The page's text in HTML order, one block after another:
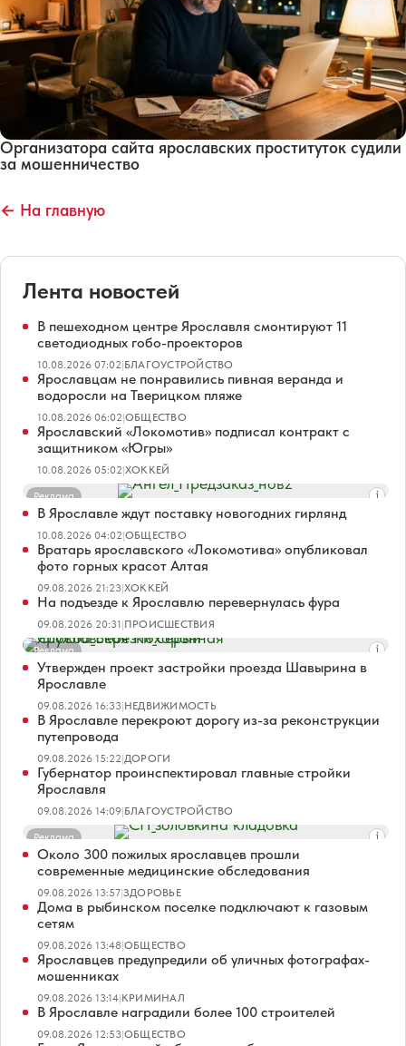
Организатора сайта ярославских проституток судили
за мошенничество
← На главную
Лента новостей
В пешеходном центре Ярославля смонтируют 11
светодиодных гобо-проекторов
10.08.2026 07:02|БЛАГОУСТРОЙСТВО
Ярославцам не понравились пивная веранда и
водоросли на Тверицком пляже
10.08.2026 06:02|ОБЩЕСТВО
Ярославский «Локомотив» подписал контракт с
защитником «Югры»
10.08.2026 05:02|ХОККЕЙ
Реклама
В Ярославле ждут поставку новогодних гирлянд
10.08.2026 04:02|ОБЩЕСТВО
Вратарь ярославского «Локомотива» опубликовал
фото горных красот Алтая
09.08.2026 21:23|ХОККЕЙ
На подъезде к Ярославлю перевернулась фура
09.08.2026 20:31|ПРОИСШЕСТВИЯ
Реклама
Утвержден проект застройки проезда Шавырина в
Ярославле
09.08.2026 16:33|НЕДВИЖИМОСТЬ
В Ярославле перекроют дорогу из-за реконструкции
путепровода
09.08.2026 15:22|ДОРОГИ
Губернатор проинспектировал главные стройки
Ярославля
09.08.2026 14:09|БЛАГОУСТРОЙСТВО
Реклама
Около 300 пожилых ярославцев прошли
современные медицинские обследования
09.08.2026 13:57|ЗДОРОВЬЕ
Дома в рыбинском поселке подключают к газовым
сетям
09.08.2026 13:48|ОБЩЕСТВО
Ярославцев предупредили об уличных фотографах-
мошенниках
09.08.2026 13:14|КРИМИНАЛ
В Ярославле наградили более 100 строителей
09.08.2026 12:53|ОБЩЕСТВО